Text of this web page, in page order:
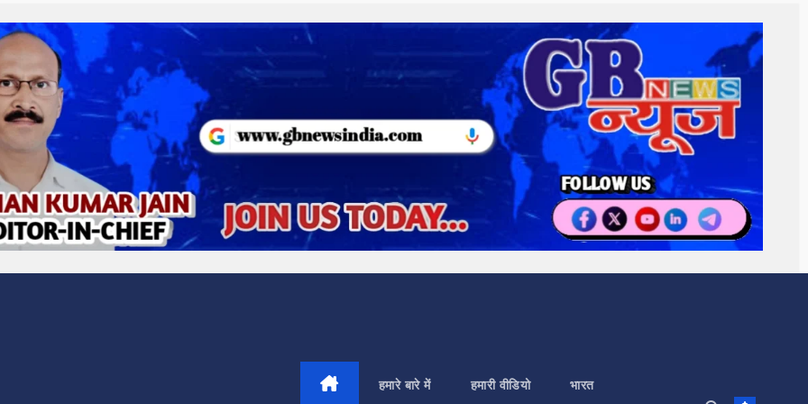
हमारे बारे में हमारी वीडियो भारत